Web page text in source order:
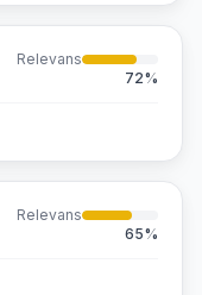
Relevans
72%
Relevans
65%